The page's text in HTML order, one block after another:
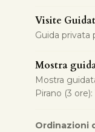
Visite
Guida privata
Mostra
Mostra
Pirano (3
Ordinazioni